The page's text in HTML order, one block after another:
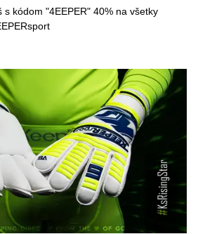
kódom "4EEPER" 40% na všetky